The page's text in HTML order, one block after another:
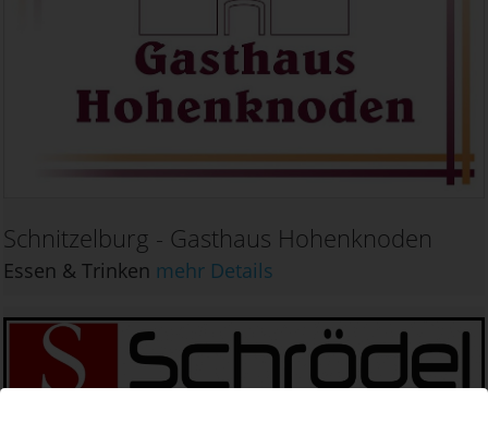
Schnitzelburg - Gasthaus Hohenknoden
Essen & Trinken mehr Details